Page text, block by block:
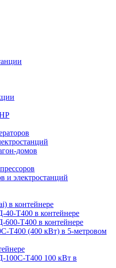
домов
и электростанций
в контейнере
Т400 в контейнере
Т400 в контейнере
Т400 (400 кВт) в 5-метровом
100С-Т400 100 кВт в